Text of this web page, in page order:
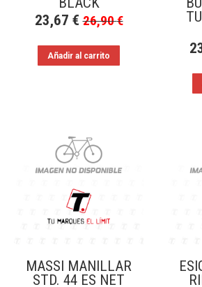
23,67 € 26,90€
Añadir al carrito
MASSI MANILLAR
STD. 44 ES NET